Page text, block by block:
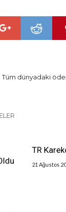
Tüm dünyadaki
TR
21 Ağustos